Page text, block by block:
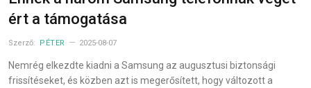
ért a támogatása
Szerző: PÉTER 2025-08-07
Nemrég elkezdte kiadni a Samsung az augusztusi biztonsági
frissítéseket, és közben azt is megerősített, hogy változott a